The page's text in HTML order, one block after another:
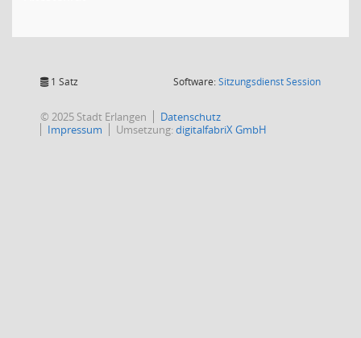
1 Satz Software:SitzungsdienstSession(Wird in
© 2025 Stadt Erlangen
Datenschutz
Impressum
Umsetzung:digitalfabriX GmbH